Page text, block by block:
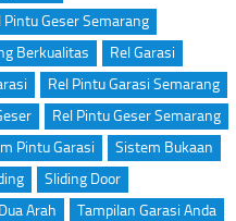
Pintu Geser Semarang
Berkualitas
Rel Garasi
Rel Pintu Garasi Semarang
Rel Pintu Geser Semarang
Pintu Garasi
Sistem Bukaan
Sliding Door
Arah
Tampilan Garasi Anda